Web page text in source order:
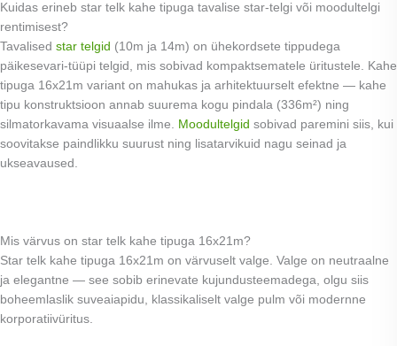
Kuidas erineb star telk kahe tipuga tavalise star-telgi või moodultelgi
rentimisest?
Tavalised star telgid (10m ja 14m) on ühekordsete tippudega
päikesevari-tüüpi telgid, mis sobivad kompaktsematele üritustele. Kahe
tipuga 16x21m variant on mahukas ja arhitektuurselt efektne — kahe
tipu konstruktsioon annab suurema kogu pindala (336m²) ning
silmatorkavama visuaalse ilme. Moodultelgid sobivad paremini siis, kui
soovitakse paindlikku suurust ning lisatarvikuid nagu seinad ja
ukseavaused.
Mis värvus on star telk kahe tipuga 16x21m?
Star telk kahe tipuga 16x21m on värvuselt valge. Valge on neutraalne
ja elegantne — see sobib erinevate kujundusteemadega, olgu siis
boheemlaslik suveaiapidu, klassikaliselt valge pulm või modernne
korporatiivüritus.